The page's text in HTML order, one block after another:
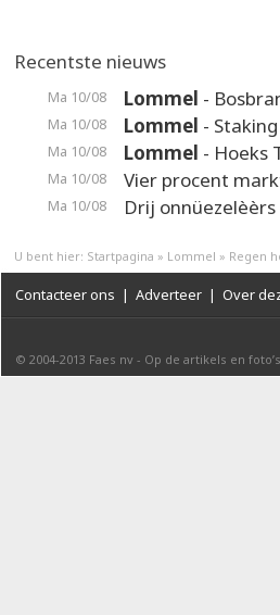
Recentste nieuws
Ma 10/08 Lommel -
Ma 10/08 Lommel -
Ma 10/08 Lommel - Hoeks
Ma 10/08 Vier procent
Ma 10/08 Drij onnüezelèèrs
U bent hier: Startpagina » Lommel » Regen
Contacteer ons | Adverteer | Over
© 2004-2013 Faes nv - Op de artikels en